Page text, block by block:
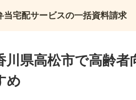
当宅配サービスの一括資料請求
川県高松市で高齢
め